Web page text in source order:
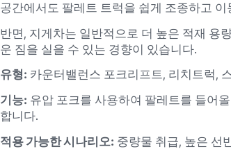
공간에서도 팔레트 트럭을 쉽게 조종하고
반면, 지게차는 일반적으로 더 높은 적재 용
운 짐을 실을 수 있는 경향이 있습니다.
유형: 카운터밸런스 포크리프트, 리치트럭,
기능: 유압 포크를 사용하여 팔레트를 들어
합니다.
적용 가능한 시나리오: 중량물 취급, 높은 선